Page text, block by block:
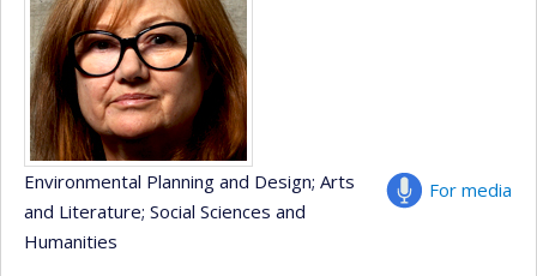
For media
Environmental Planning and Design; Arts
and Literature; Social Sciences and
Humanities